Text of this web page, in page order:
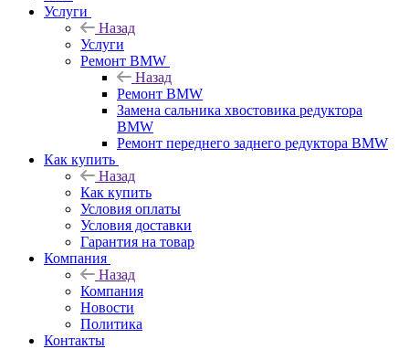
Услуги
Назад
Услуги
Ремонт BMW
Назад
Ремонт BMW
Замена сальника хвостовика редуктора
BMW
Ремонт переднего заднего редуктора BMW
Как купить
Назад
Как купить
Условия оплаты
Условия доставки
Гарантия на товар
Компания
Назад
Компания
Новости
Политика
Контакты